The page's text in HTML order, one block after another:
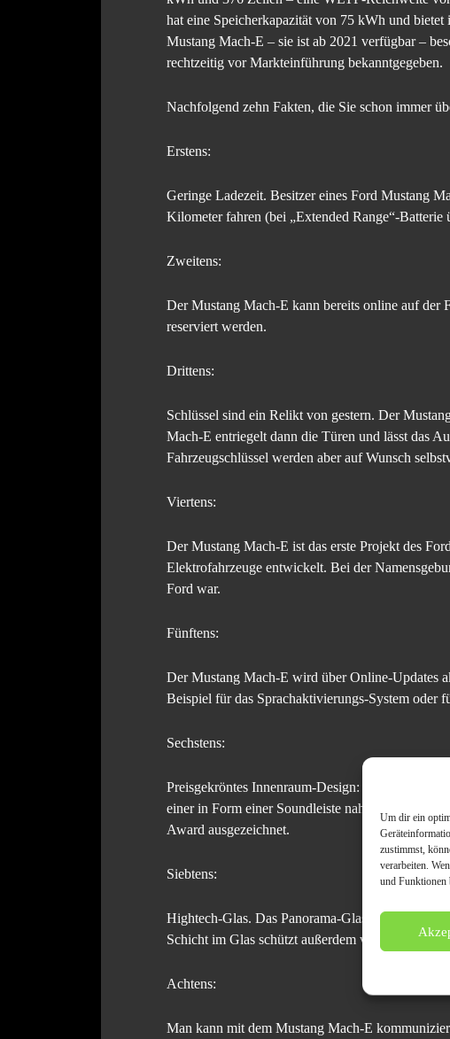
Um dir ein
zustimmst,
verarbeiten.
und Funktionen
hat eine Speicherkapazität von 75 kWh und
Mustang Mach-E – sie ist ab 2021 verfügbar –
rechtzeitig vor Markteinführung bekanntgegeben.
Nachfolgend zehn Fakten, die Sie schon immer
Erstens:
Geringe Ladezeit. Besitzer eines Ford Mustang
Kilometer fahren (bei „Extended Range“-
Zweitens:
Der Mustang Mach-E kann bereits online auf der
reserviert werden.
Drittens:
Schlüssel sind ein Relikt von gestern. Der
Mach-E entriegelt dann die Türen und lässt das
Fahrzeugschlüssel werden aber auf Wunsch
Viertens:
Der Mustang Mach-E ist das erste Projekt des
Elektrofahrzeuge entwickelt. Bei der
Ford war.
Fünftens:
Der Mustang Mach-E wird über Online-Updates
Beispiel für das Sprachaktivierungs-System oder
Sechstens:
Preisgekröntes Innenraum-Design: Für den
einer in Form einer Soundleiste nahtlos und
Award ausgezeichnet.
Siebtens:
Hightech-Glas. Das Panorama-Glasdach verfügt
Schicht im Glas schützt außerdem vor ultravioletter
Achtens:
Man kann mit dem Mustang Mach-E